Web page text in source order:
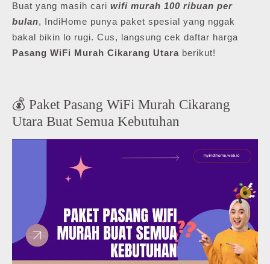
Buat yang masih cari wifi murah 100 ribuan per
bulan, IndiHome punya paket spesial yang nggak
bakal bikin lo rugi. Cus, langsung cek daftar harga
Pasang WiFi Murah Cikarang Utara berikut!
💰 Paket Pasang WiFi Murah Cikarang
Utara Buat Semua Kebutuhan